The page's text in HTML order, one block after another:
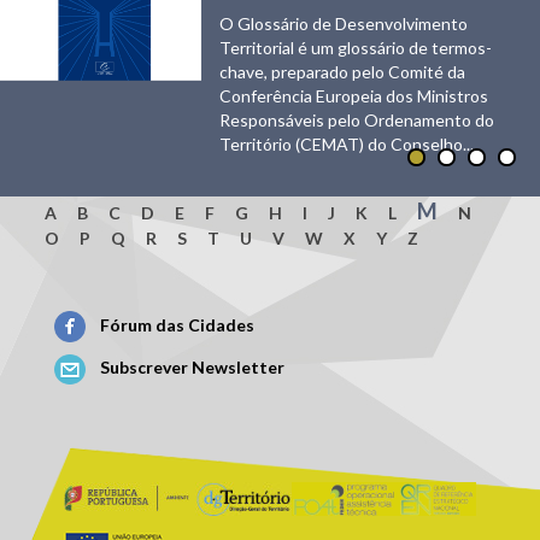
O Glossário de Desenvolvimento
Territorial é um glossário de termos-
chave, preparado pelo Comité da
Conferência Europeia dos Ministros
Responsáveis pelo Ordenamento do
Território (CEMAT) do Conselho...
A B C D E F G H I J K L M
N
O
P Q R S T U V W X Y Z
Fórum das Cidades
Subscrever Newsletter